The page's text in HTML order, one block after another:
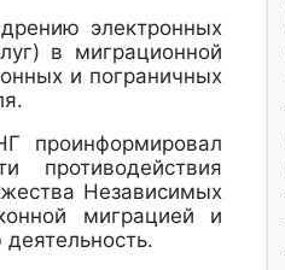
электронных
в миграционной
и пограничных
проинформировал
противодействия
Независимых
миграцией и